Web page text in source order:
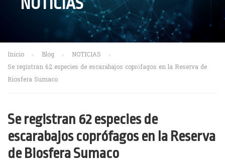
NOTICIAS
Inicio Blog
NOTICIAS
Se registran 62 especies de escarabajos coprófagos en la Reserva de
Biosfera Sumaco
Se registran 62 especies de
escarabajos coprófagos en la Reserva
de Biosfera Sumaco